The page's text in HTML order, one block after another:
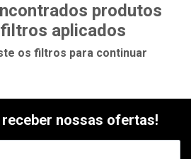
produtos
aplicados
os filtros para continuar
nossas ofertas!